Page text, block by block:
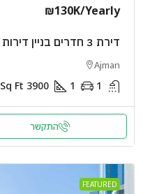
₪130K/Yearly
דירת 3 חדרים בניין דירות מודרני לנופש בפתח תקווה
Ajman
1
1
3900
Sq Ft
התקשר
FEATURED